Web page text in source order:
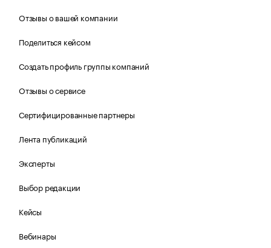
Отзывы о вашей компании
Поделиться кейсом
Создать профиль группы компаний
Отзывы о сервисе
Сертифицированные партнеры
Лента публикаций
Эксперты
Выбор редакции
Кейсы
Вебинары